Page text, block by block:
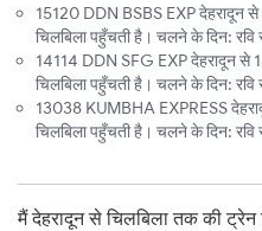
15120 DDN BSBS EXP देहरादून
चिलबिला पहुँचती है। चलने के दिन:
14114 DDN SFG EXP देहरादून
चिलबिला पहुँचती है। चलने के दिन:
13038 KUMBHA EXPRESS
चिलबिला पहुँचती है। चलने के दिन:
मैं देहरादून से चिलबिला तक की